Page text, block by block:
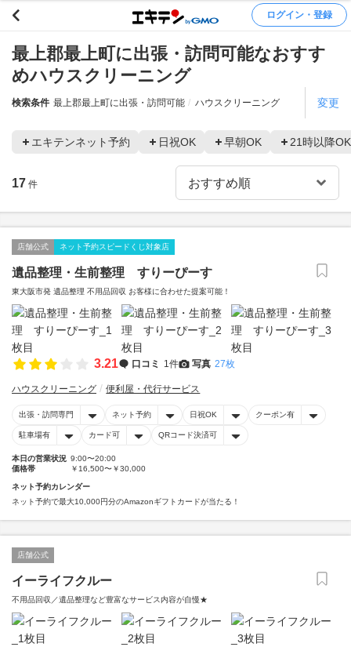
ログイン・登録
最上郡最上町に出張・訪問可能なおすす
めハウスクリーニング
検索条件 最上郡最上町に出張・訪問可能 ハウスクリーニング 変更
エキテンネット予約 日祝OK 早朝OK 21時以降OK
17 件
店舗公式 ネット予約スピードくじ対象店
遺品整理・生前整理 すりーぴーす
東大阪市発 遺品整理 不用品回収 お客様に合わせた提案可能！
3.21 口コミ 1件 写真 27枚
ハウスクリーニング 便利屋・代行サービス
出張・訪問専門 ネット予約 日祝OK クーポン有
駐車場有 カード可 QRコード決済可
本日の営業状況 9:00〜20:00
価格帯
￥16,500〜￥30,000
ネット予約カレンダー
ネット予約で最大10,000円分のAmazonギフトカードが当たる！
店舗公式
イーライフクルー
不用品回収／遺品整理など豊富なサービス内容が自慢★